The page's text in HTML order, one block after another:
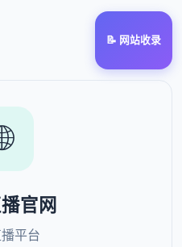
📝 网站收录
官网
平台